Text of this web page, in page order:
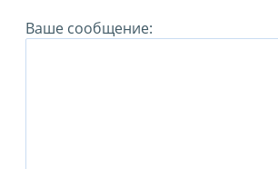
Ваше сообщение: